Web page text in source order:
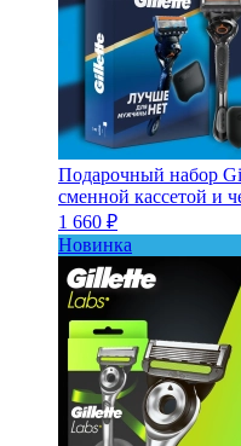
Подарочный набор
сменной кассетой и
1 660 ₽
Новинка